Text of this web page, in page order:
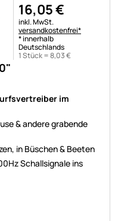
im
& andere grabende
in Büschen & Beeten
Schallsignale ins
16,05€
Steuerhinweis:
inkl. MwSt.
versandkostenfrei*
* innerhalb
Deutschlands
1 Stück =8,03€